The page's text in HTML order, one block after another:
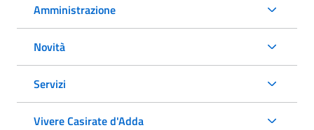
Amministrazione
Novità
Servizi
Vivere Casirate d'Adda